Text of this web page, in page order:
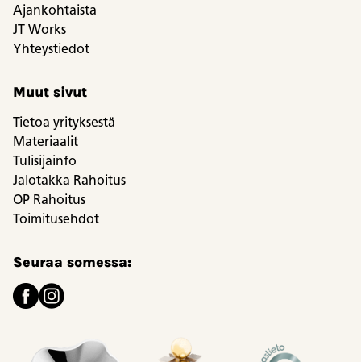
Ajankohtaista
JT Works
Yhteystiedot
Muut sivut
Tietoa yrityksestä
Materiaalit
Tulisijainfo
Jalotakka Rahoitus
OP Rahoitus
Toimitusehdot
Seuraa somessa: